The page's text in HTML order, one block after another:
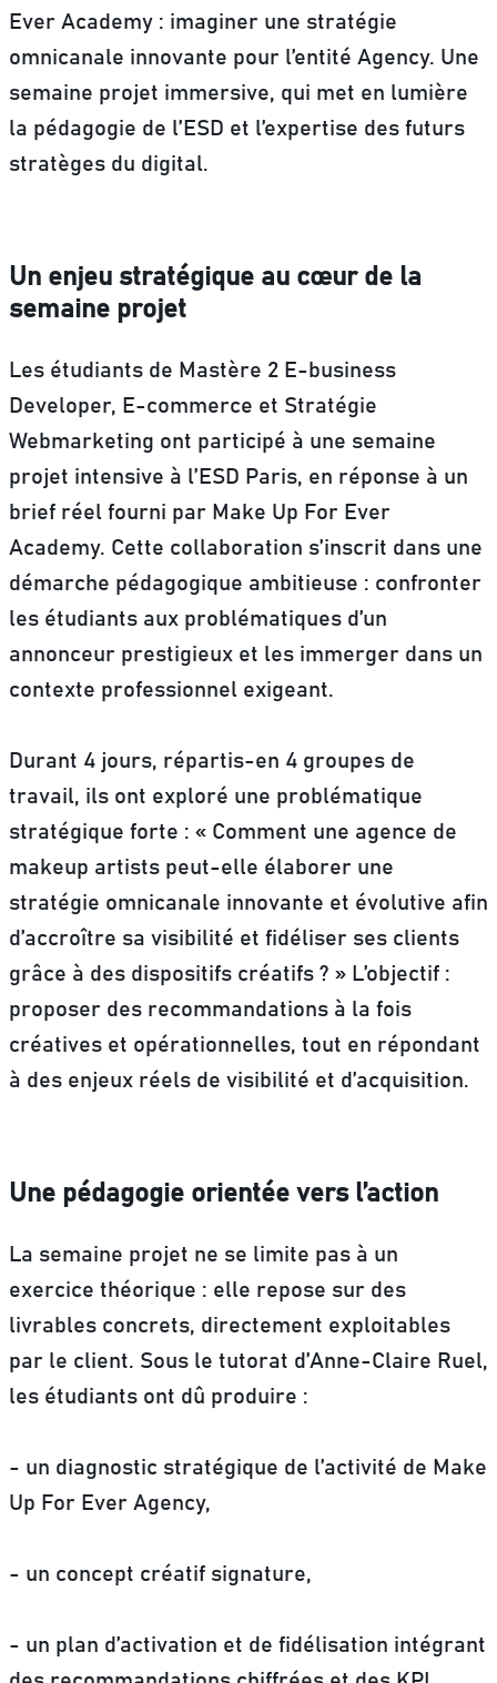
Ever Academy : imaginer une stratégie
omnicanale innovante pour l’entité Agency. Une
semaine projet immersive, qui met en lumière
la pédagogie de l’ESD et l’expertise des futurs
stratèges du digital.
Un enjeu stratégique au cœur de la
semaine projet
Les étudiants de Mastère 2 E-business
Developer, E-commerce et Stratégie
Webmarketing ont participé à une semaine
projet intensive à l’ESD Paris, en réponse à un
brief réel fourni par Make Up For Ever
Academy. Cette collaboration s’inscrit dans une
démarche pédagogique ambitieuse : confronter
les étudiants aux problématiques d’un
annonceur prestigieux et les immerger dans un
contexte professionnel exigeant.
Durant 4 jours, répartis-en 4 groupes de
travail, ils ont exploré une problématique
stratégique forte : « Comment une agence de
makeup artists peut-elle élaborer une
stratégie omnicanale innovante et évolutive afin
d’accroître sa visibilité et fidéliser ses clients
grâce à des dispositifs créatifs ? » L’objectif :
proposer des recommandations à la fois
créatives et opérationnelles, tout en répondant
à des enjeux réels de visibilité et d’acquisition.
Une pédagogie orientée vers l’action
La semaine projet ne se limite pas à un
exercice théorique : elle repose sur des
livrables concrets, directement exploitables
par le client. Sous le tutorat d’Anne-Claire Ruel,
les étudiants ont dû produire :
- un diagnostic stratégique de l’activité de Make
Up For Ever Agency,
- un concept créatif signature,
- un plan d’activation et de fidélisation intégrant